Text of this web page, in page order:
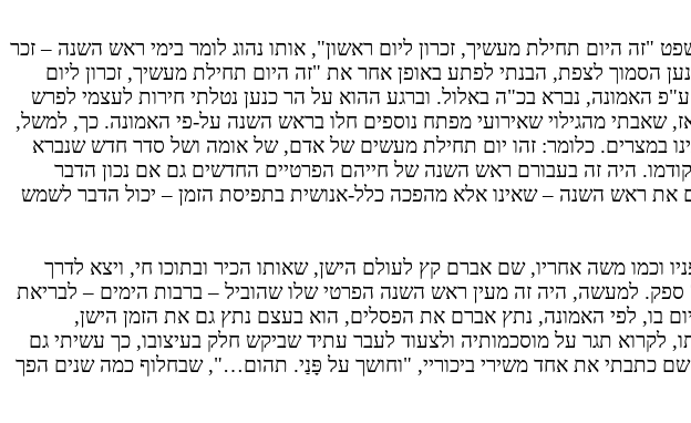
היום תחילת מעשיך, זכרון ליום ראשון", אותו נהוג לומר בימי ראש השנה – זכר
לצפת, הבנתי לפתע באופן אחר את "זה היום תחילת מעשיך, זכרון ליום
האמונה, נברא בכ"ה באלול. וברגע ההוא על הר כנען נטלתי חירות לעצמי לפרש
שאבתי מהגילוי שאירועי מפתח נוספים חלו בראש השנה על-פי האמונה. כך, למשל,
במצרים. כלומר: זהו יום תחילת מעשים של אדם, של אומה ושל סדר חדש שנברא
היה זה בעבורם ראש השנה של חייהם הפרטיים החדשים גם אם נכון הדבר
ראש השנה – שאינו אלא מהפכה כלל-אנושית בתפיסת הזמן – יכול הדבר לשמש
וכמו משה אחריו, שם אברם קץ לעולם הישן, שאותו הכיר ובתוכו חי, ויצא לדרך
למעשה, היה זה מעין ראש השנה הפרטי שלו שהוביל – ברבות הימים – לבריאת
בו, לפי האמונה, נתץ אברם את הפסלים, הוא בעצם נתץ גם את הזמן הישן,
לקרוא תגר על מוסכמותיה ולצעוד לעבר עתיד שביקש חלק בעיצובו, כך עשיתי גם
כתבתי את אחד משירי ביכוריי, "וחושך על פָּנַי. תהום…", שבחלוף כמה שנים הפך